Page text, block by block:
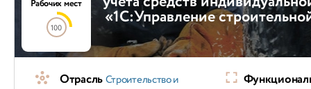
«1С:Управление
Рабочих мест
100
ОтрасльСтроительство и